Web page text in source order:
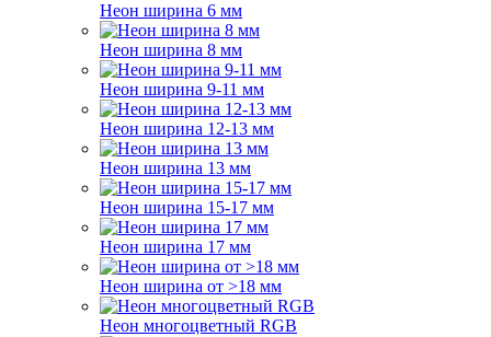
Неон ширина 6 мм
Неон ширина 8 мм
Неон ширина 9-11 мм
Неон ширина 12-13 мм
Неон ширина 13 мм
Неон ширина 15-17 мм
Неон ширина 17 мм
Неон ширина от >18 мм
Неон многоцветный RGB